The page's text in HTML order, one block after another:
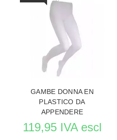
GAMBE DONNA EN
PLASTICO DA
APPENDERE
119,95 IVA escl